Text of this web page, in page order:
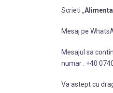
Scrieti „
Mesaj pe
Mesajul sa
numar : +40
Va astept cu